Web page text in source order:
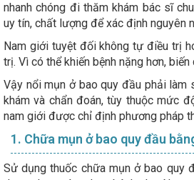
nhanh chóng đi thăm khám bác sĩ
uy tín, chất lượng để xác định nguyên
Nam giới tuyệt đối không tự điều trị
trị. Vì có thể khiến bệnh nặng hơn,
Vậy nổi mụn ở bao quy đầu phải làm
khám và chẩn đoán, tùy thuộc mức
nam giới được chỉ định phương pháp
1. Chữa mụn ở bao quy đầu
Sử dụng thuốc chữa mụn ở bao quy